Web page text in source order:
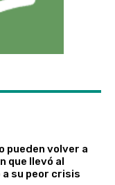
pueden volver a
que llevó al
su peor crisis